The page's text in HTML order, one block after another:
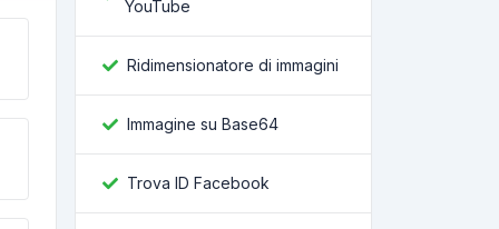
YouTube
Ridimensionatore di immagini
Immagine su Base64
Trova ID Facebook